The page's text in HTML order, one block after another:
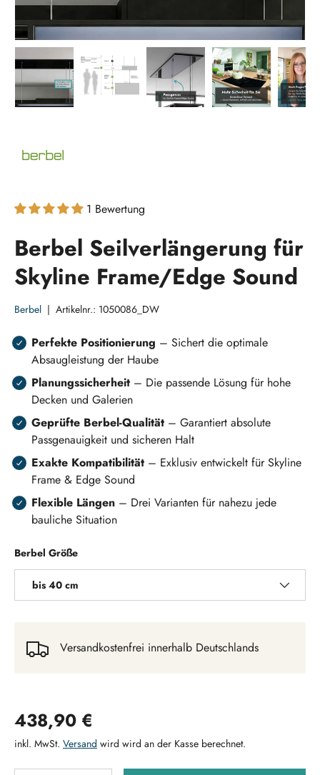
1 Bewertung
Berbel Seilverlängerung für
Skyline Frame/Edge Sound
Berbel | Artikelnr.: 1050086_DW
Perfekte Positionierung – Sichert die optimale
Absaugleistung der Haube
Planungssicherheit – Die passende Lösung für hohe
Decken und Galerien
Geprüfte Berbel-Qualität – Garantiert absolute
Passgenauigkeit und sicheren Halt
Exakte Kompatibilität – Exklusiv entwickelt für Skyline
Frame & Edge Sound
Flexible Längen – Drei Varianten für nahezu jede
bauliche Situation
Berbel Größe
bis 40 cm
Versandkostenfrei innerhalb Deutschlands
Normaler Preis
438,90 €
inkl. MwSt. Versand wird wird an der Kasse berechnet.